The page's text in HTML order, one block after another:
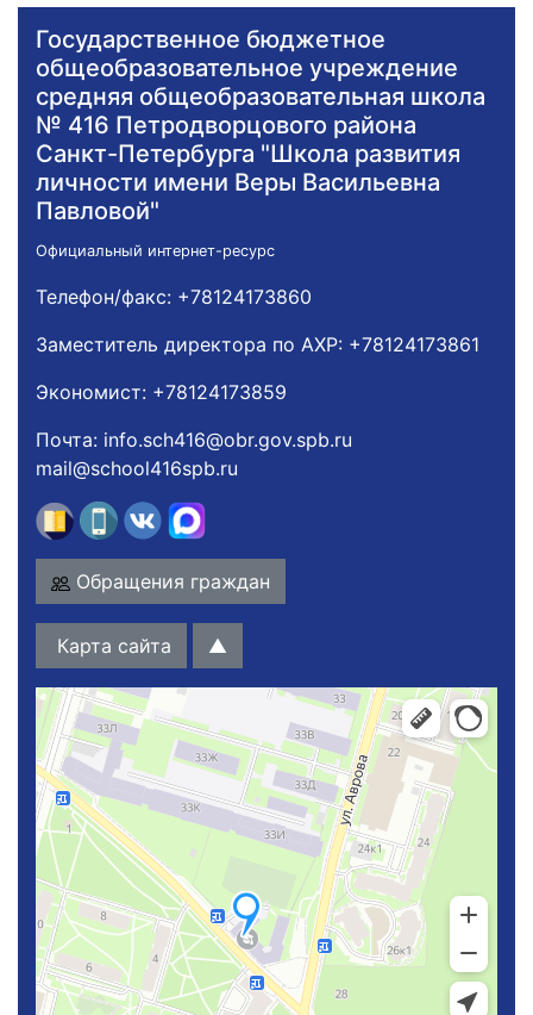
Государственное бюджетное
общеобразовательное учреждение
средняя общеобразовательная школа
№ 416 Петродворцового района
Санкт-Петербурга "Школа развития
личности имени Веры Васильевна
Павловой"
Официальный интернет-ресурс
Телефон/факс: +78124173860
Заместитель директора по АХР: +78124173861
Экономист: +78124173859
Почта: info.sch416@obr.gov.spb.ru
mail@school416spb.ru
Обращения граждан
Карта сайта ▲